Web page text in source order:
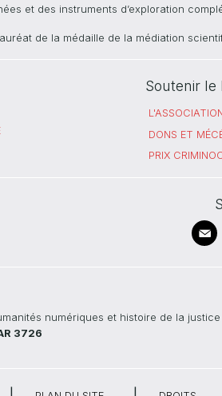
et des instruments d’exploration
de la médaille de la médiation
Soutenir le
DONS ET
PRIX
numériques et histoire de la justice
3726